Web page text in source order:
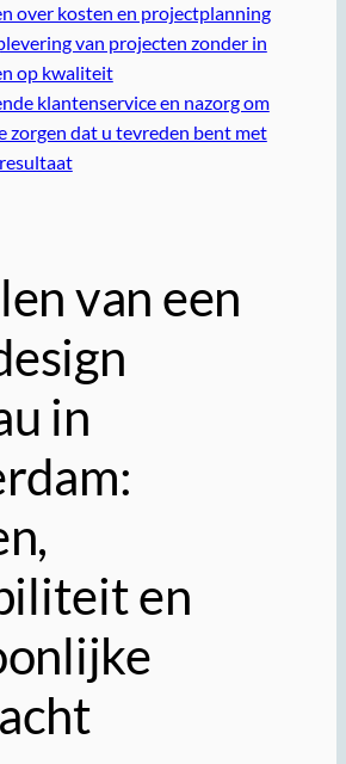
over kosten en projectplanning
van projecten zonder in
op kwaliteit
klantenservice en nazorg om
zorgen dat u tevreden bent met
van een
in
en